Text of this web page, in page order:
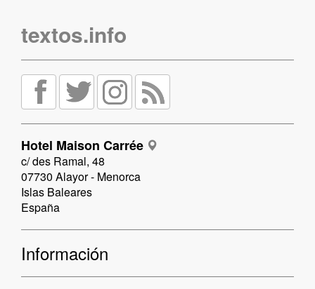
textos.info
Hotel Maison Carrée
c/ des Ramal, 48
07730 Alayor - Menorca
Islas Baleares
España
Información